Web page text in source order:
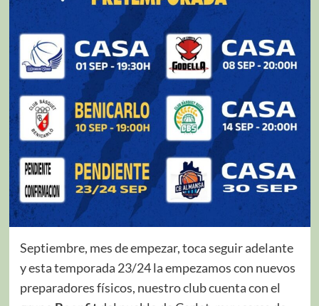
Septiembre, mes de empezar, toca seguir adelante
y esta temporada 23/24 la empezamos con nuevos
preparadores físicos, nuestro club cuenta con el